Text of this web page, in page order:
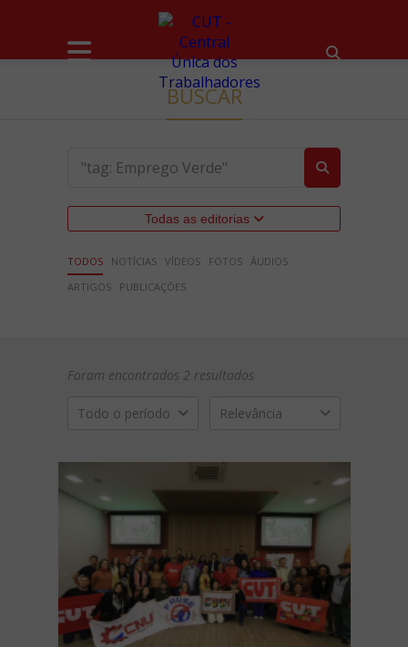
BUSCAR
Todas as editorias
TODOS NOTÍCIAS VÍDEOS FOTOS ÁUDIOS
ARTIGOS
PUBLICAÇÕES
Foram encontrados 2 resultados
Todo o período Relevância